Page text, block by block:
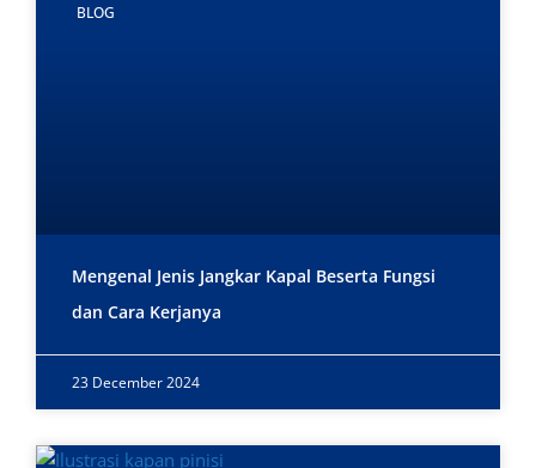
BLOG
Mengenal Jenis Jangkar Kapal Beserta Fungsi
dan Cara Kerjanya
23 December 2024